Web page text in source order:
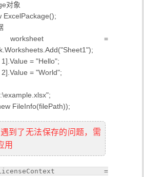
对象
ExcelPackage();
=
= "Hello";
= "World";
FileInfo(filePath));
到了无法保存的问题，需
用
=